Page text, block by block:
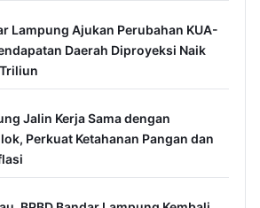
Lampung Ajukan Perubahan KUA-
Daerah Diproyeksi Naik
Jalin Kerja Sama dengan
Perkuat Ketahanan Pangan dan